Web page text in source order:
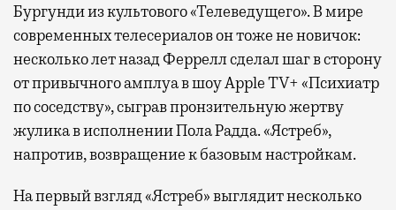
Бургунди из культового «Телеведущего». В мире
современных телесериалов он тоже не новичок:
несколько лет назад Феррелл сделал шаг в сторону
от привычного амплуа в шоу Apple TV+ «Психиатр
по соседству», сыграв пронзительную жертву
жулика в исполнении Пола Радда. «Ястреб»,
напротив, возвращение к базовым настройкам.
На первый взгляд «Ястреб» выглядит несколько